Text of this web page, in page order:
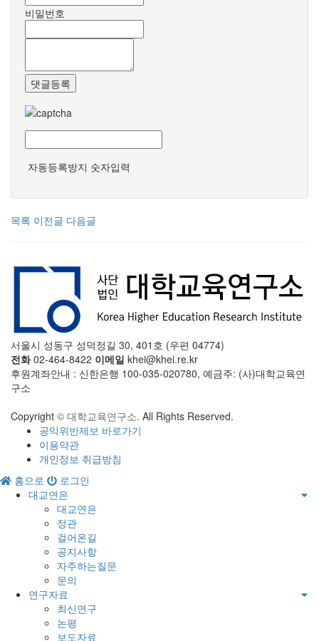
비밀번호
댓글등록
자동등록방지 숫자입력
목록 이전글 다음글
서울시 성동구 성덕정길 30, 401호 (우편 04774)
전화02-464-8422 이메일 khei@khei.re.kr
후원계좌안내 : 신한은행 100-035-020780, 예금주: (사)대학교육연
구소
Copyright © 대학교육연구소. All Rights Reserved.
공익위반제보 바로가기
이용약관
개인정보 취급방침
홈으로
로그인
대교연은
대교연은
정관
걸어온길
공지사항
자주하는질문
문의
연구자료
최신연구
논평
보도자료